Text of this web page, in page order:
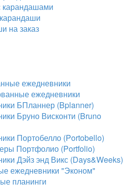
на заказ
ежедневники
ежедневники
БПланнер (Bplanner)
Бруно Висконти (Bruno
Портобелло (Portobello)
Портфолио (Portfolio)
Дэйз энд Викс (Days&Weeks)
ежедневники "Эконом"
планинги